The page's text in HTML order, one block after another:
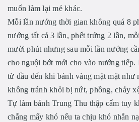
muốn làm lại mẻ khác.
Mỗi lần nướng thời gian không quá 8
nướng tất cả 3 lần, phết trứng 2 lần,
mười phút nhưng sau mỗi lần nướng
cho nguội bớt mới cho vào nướng tiếp.
từ đầu đến khi bánh vàng mặt mặt như
không tránh khỏi bị nứt, phồng, chảy
Tự làm bánh Trung Thu thập cẩm tuy
chẳng mấy khó nếu ta chịu khó nhẫn